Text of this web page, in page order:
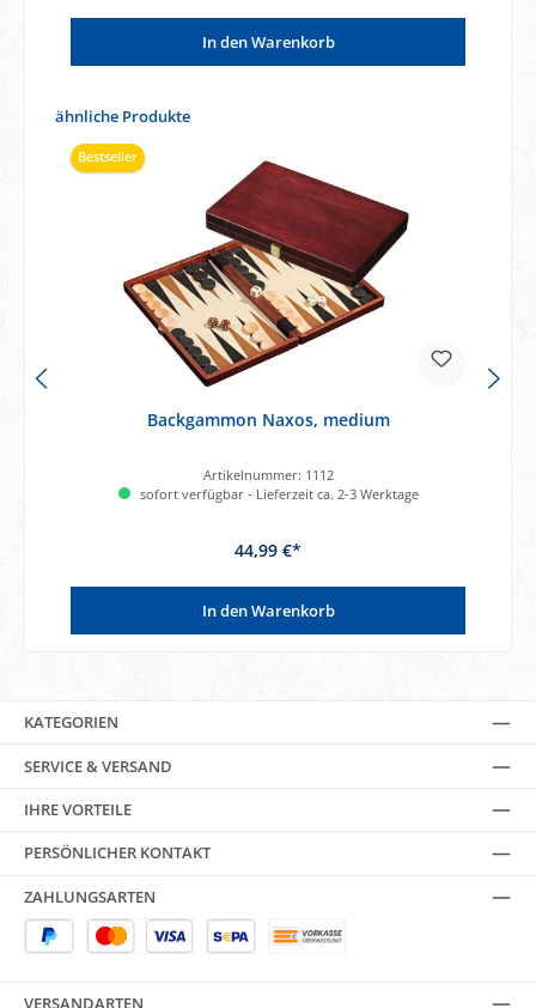
In den Warenkorb
Produktgalerie überspringen
ähnliche Produkte
Bestseller
Backgammon Naxos, medium
Artikelnummer: 1112
sofort verfügbar - Lieferzeit ca. 2-3 Werktage
44,99 €*
In den Warenkorb
KATEGORIEN
SERVICE & VERSAND
IHRE VORTEILE
PERSÖNLICHER KONTAKT
ZAHLUNGSARTEN
VERSANDARTEN